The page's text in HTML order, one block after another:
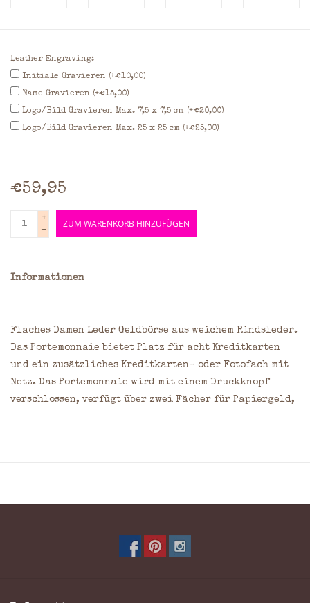
Leather Engraving:
Initiale Gravieren (+€10,00)
Name Gravieren (+€15,00)
Logo/Bild Gravieren Max. 7,5 x 7,5 cm (+€20,00)
Logo/Bild Gravieren Max. 25 x 25 cm (+€25,00)
€59,95
+
-
ZUM WARENKORB HINZUFÜGEN
Informationen
Flaches Damen Leder Geldbörse aus weichem Rindsleder.
Das Portemonnaie bietet Platz für acht Kreditkarten
und ein zusätzliches Kreditkarten- oder Fotofach mit
Netz. Das Portemonnaie wird mit einem Druckknopf
verschlossen, verfügt über zwei Fächer für Papiergeld,
9 Kreditkartenfächer
Reißverschlussfach
Material: Rindsleder